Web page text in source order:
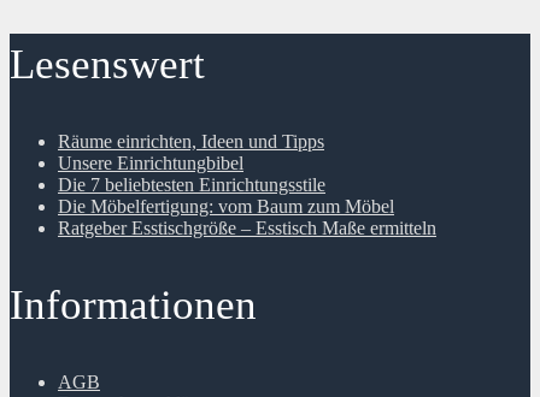
Lesenswert
Räume einrichten, Ideen und Tipps
Unsere Einrichtungbibel
Die 7 beliebtesten Einrichtungsstile
Die Möbelfertigung: vom Baum zum Möbel
Ratgeber Esstischgröße – Esstisch Maße ermitteln
Informationen
AGB